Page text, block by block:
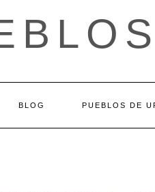
BLOG PUEBLOS DE